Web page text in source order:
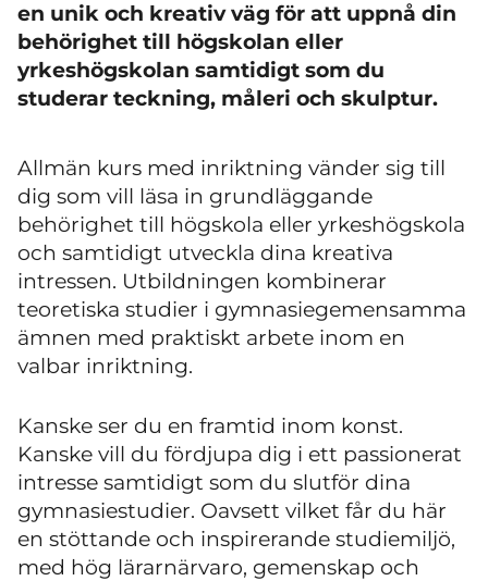
en unik och kreativ väg för att uppnå din
behörighet till högskolan eller
yrkeshögskolan samtidigt som du
studerar teckning, måleri och skulptur.
Allmän kurs med inriktning vänder sig till
dig som vill läsa in grundläggande
behörighet till högskola eller yrkeshögskola
och samtidigt utveckla dina kreativa
intressen. Utbildningen kombinerar
teoretiska studier i gymnasiegemensamma
ämnen med praktiskt arbete inom en
valbar inriktning.
Kanske ser du en framtid inom konst.
Kanske vill du fördjupa dig i ett passionerat
intresse samtidigt som du slutför dina
gymnasiestudier. Oavsett vilket får du här
en stöttande och inspirerande studiemiljö,
med hög lärarnärvaro, gemenskap och